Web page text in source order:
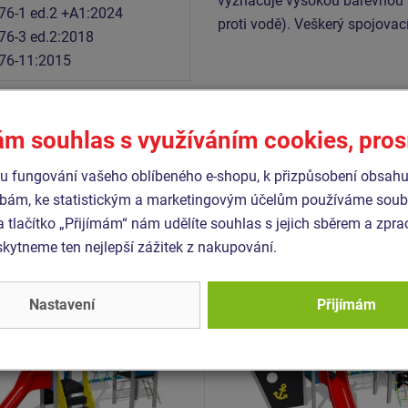
1 ed.2 +A1:2024
3 ed.2:2018
11:2015
proti vodě). Veškerý
Podobnézboží
2027K-10
klasik UNK2027K
Produkt - UNK-2030K-10
Herní sestava loď
souhlas s využíváním cookies,
fungování vašeho oblíbeného e-shopu, k přizpůsobení
ke statistickým a marketingovým účelům používáme
tlačítko „Přijímám“ nám udělíte souhlas s jejich sběrem a
ten nejlepší zážitek z nakupování.
Nastavení Přijímám